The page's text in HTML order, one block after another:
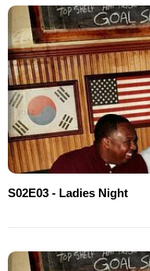
S02E03 - Ladies Night